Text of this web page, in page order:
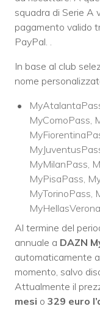
squadra di Serie A
pagamento valido
PayPal. .
In base al club
nome
MyComoPass,
MyMilanPass,
MyPisaPass,
MyTorinoPass,
Al termine del
annuale a DAZN
automaticamente
momento, salvo
Attualmente il
mesi o 329 euro